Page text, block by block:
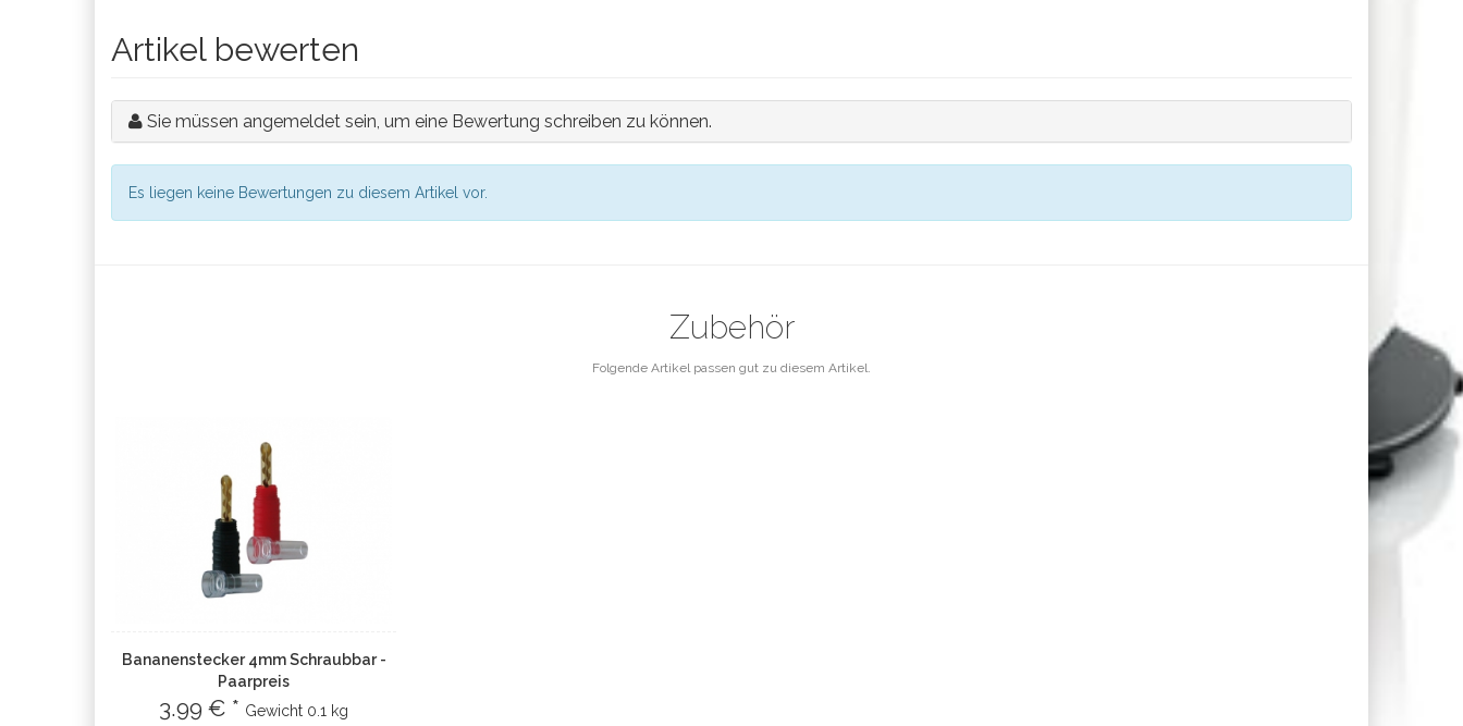
Artikel bewerten
Sie müssen angemeldet sein, um eine Bewertung schreiben zu können.
Es liegen keine Bewertungen zu diesem Artikel vor.
Zubehör
Folgende Artikel passen gut zu diesem Artikel.
Bananenstecker 4mm Schraubbar -
Paarpreis
3.99 € * Gewicht 0.1 kg